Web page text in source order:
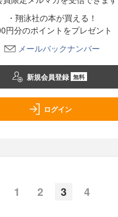
・翔泳社の本が買える！
円分のポイントをプレゼント
メールバックナンバー
新規会員登録 無料
ログイン
1 2 3 4